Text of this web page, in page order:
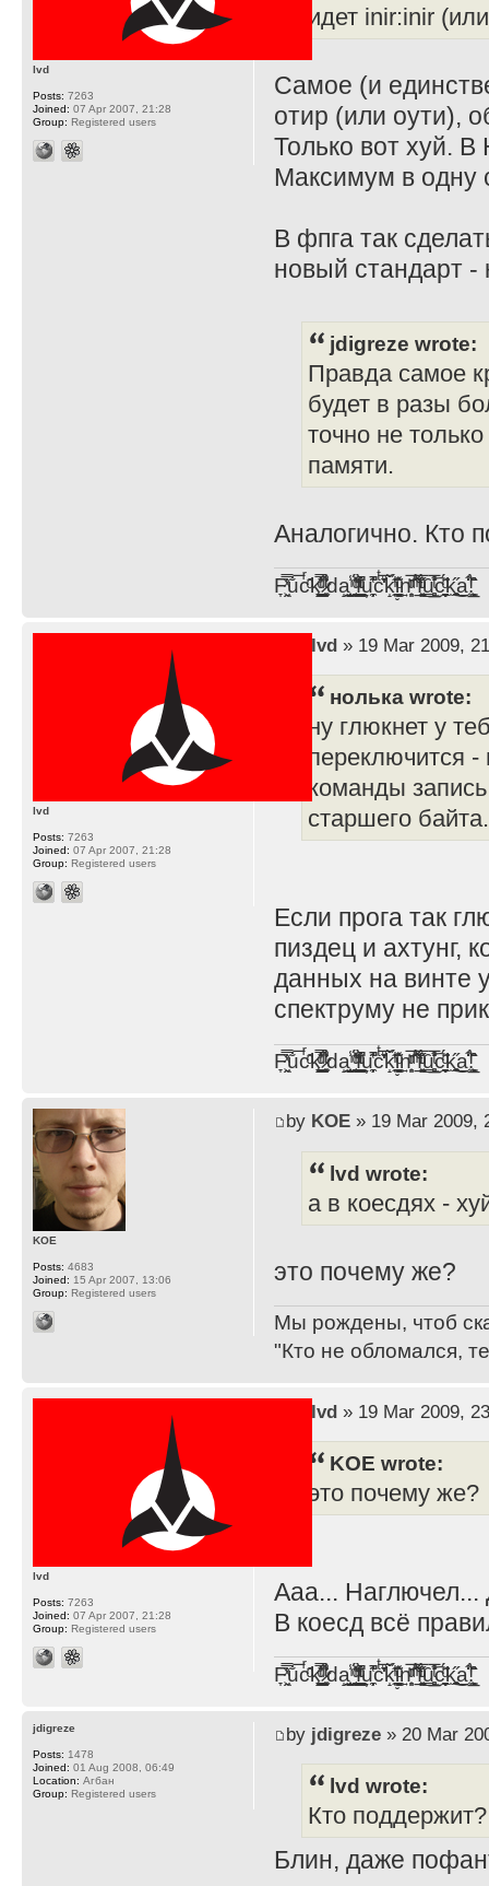
идет inir:inir
Самое (и
отир (или оути),
Только вот хуй.
Максимум в одну
В фпга так
новый стандарт -
jdigreze wrote:
Правда самое
будет в разы
точно не
памяти.
Аналогично. Кто
F̞͖̭̿̔ͯu̐̅cͬ̑ͩk̨̤̳͇̮̭̪̠̽̿̓̆ͭͩ ̷̩̰͎̩͓̘̾̀ͬ̊ͭ͛ͅda̝̺͙̬͎̝̾͟ ̰̜̝̯͉̯̖̓̎́ͨ̽ͫ͟f̟͇̭̀ͬͨͭ̐̚u̹̼̹̗̞͑̔͂͐̚cͭ̅̊̆̒̆ǩ̝̩̯́ͥ̔̍̑ḭ͓͍̳̬ͦ̽͂n͍͎͈̈̅ͩͬ ̊ͫ̂̾̑̈́f̲͚͉͓͗̋́ͧͦ̅ȗ͇̲̻͈̲̅̎͗͒ͭ͡c̬̟̠̹̯̈́ͩ͘ͅk̫̠̻̋͜a̲͒̾̇!͙͕̺͉̗̩̲̂̏̄̀
lvd
Posts: 7263
Joined: 07 Apr 2007, 21:28
Group: Registered users
lvd» 19 Mar 2009,
нолька wrote:
ну глюкнет у
переключится
команды
старшего байта.
Если прога так
пиздец и ахтунг,
данных на винте
спектруму не
F̞͖̭̿̔ͯu̐̅cͬ̑ͩk̨̤̳͇̮̭̪̠̽̿̓̆ͭͩ ̷̩̰͎̩͓̘̾̀ͬ̊ͭ͛ͅda̝̺͙̬͎̝̾͟ ̰̜̝̯͉̯̖̓̎́ͨ̽ͫ͟f̟͇̭̀ͬͨͭ̐̚u̹̼̹̗̞͑̔͂͐̚cͭ̅̊̆̒̆ǩ̝̩̯́ͥ̔̍̑ḭ͓͍̳̬ͦ̽͂n͍͎͈̈̅ͩͬ ̊ͫ̂̾̑̈́f̲͚͉͓͗̋́ͧͦ̅ȗ͇̲̻͈̲̅̎͗͒ͭ͡c̬̟̠̹̯̈́ͩ͘ͅk̫̠̻̋͜a̲͒̾̇!͙͕̺͉̗̩̲̂̏̄̀
lvd
Posts: 7263
Joined: 07 Apr 2007, 21:28
Group: Registered users
by KOE» 19 Mar 2009,
lvd wrote:
а в коесдях -
это почему же?
Мы рождены, чтоб
"Кто не обломался,
KOE
Posts: 4683
Joined: 15 Apr 2007, 13:06
Group: Registered users
lvd» 19 Mar 2009,
KOE wrote:
это почему же?
Ааа...
В коесд всё
F̞͖̭̿̔ͯu̐̅cͬ̑ͩk̨̤̳͇̮̭̪̠̽̿̓̆ͭͩ ̷̩̰͎̩͓̘̾̀ͬ̊ͭ͛ͅda̝̺͙̬͎̝̾͟ ̰̜̝̯͉̯̖̓̎́ͨ̽ͫ͟f̟͇̭̀ͬͨͭ̐̚u̹̼̹̗̞͑̔͂͐̚cͭ̅̊̆̒̆ǩ̝̩̯́ͥ̔̍̑ḭ͓͍̳̬ͦ̽͂n͍͎͈̈̅ͩͬ ̊ͫ̂̾̑̈́f̲͚͉͓͗̋́ͧͦ̅ȗ͇̲̻͈̲̅̎͗͒ͭ͡c̬̟̠̹̯̈́ͩ͘ͅk̫̠̻̋͜a̲͒̾̇!͙͕̺͉̗̩̲̂̏̄̀
lvd
Posts: 7263
Joined: 07 Apr 2007, 21:28
Group: Registered users
by jdigreze» 20 Mar
lvd wrote:
Кто поддержит?
Блин, даже
jdigreze
Posts: 1478
Joined: 01 Aug 2008, 06:49
Location: Агбан
Group: Registered users